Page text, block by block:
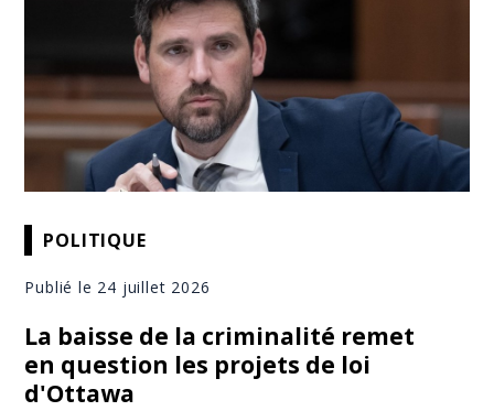
POLITIQUE
Publié le 24 juillet 2026
La baisse de la criminalité remet
en question les projets de loi
d'Ottawa